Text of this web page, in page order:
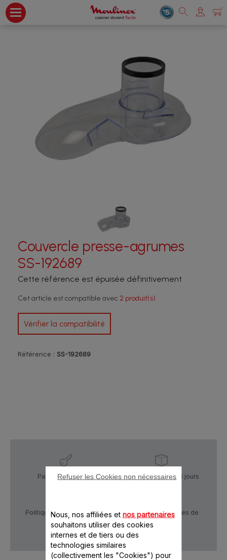
Couvercle presse-agrumes
SS-192689
Cette référence est épuisée définitivement
Cet article est compatible avec 2 produit(s)
Vérifier la compatibilité
Référence : SS-192689
Paiement Sécurisé Livraison sous 5 à 6 jours
Politique de confidentialité
Conditions générales de
vente
Nous, nos affiliées et nos partenaires
souhaitons utiliser des cookies
internes et de tiers ou des
technologies similaires
(collectivement les "Cookies") pour
Refuser les Cookies non nécessaires